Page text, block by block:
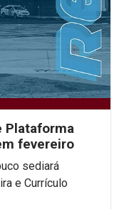
Plataforma
fevereiro
sediará
e Currículo